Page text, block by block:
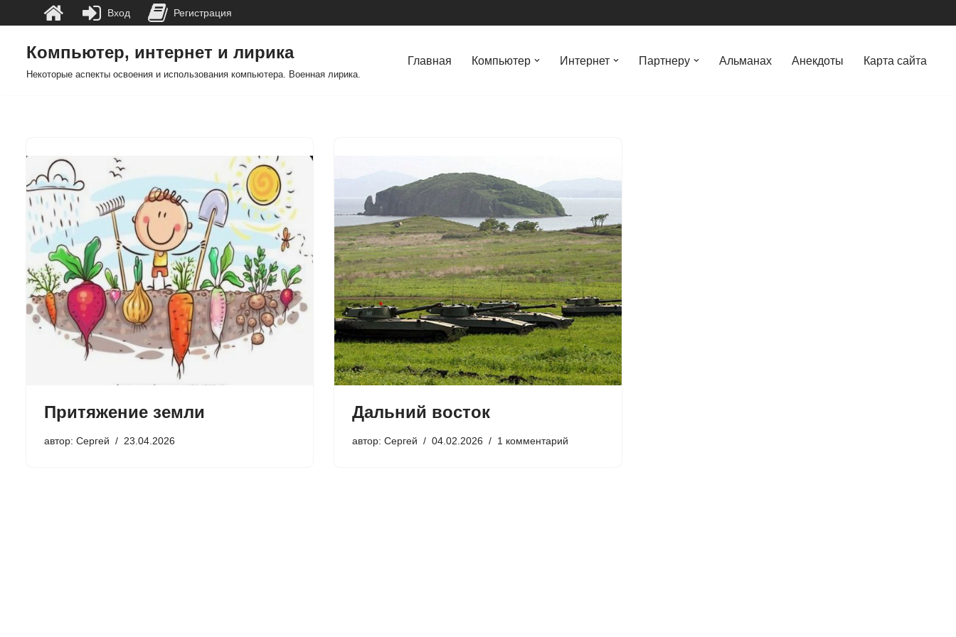
Компьютер, интернет и лирика
Некоторые аспекты освоения и использования компьютера. Военная лирика.
Главная Компьютер Интернет Партнеру Альманах Анекдоты Карта сайта
Притяжение земли
автор: Сергей 23.04.2026
Дальний восток
автор:Сергей 04.02.2026 1 комментарий
Вход Регистрация